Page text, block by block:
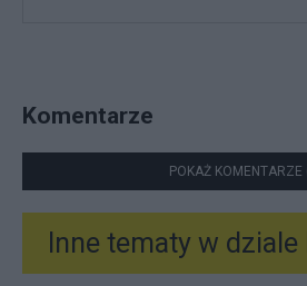
Komentarze
POKAŻ KOMENTARZE
Inne tematy w dziale